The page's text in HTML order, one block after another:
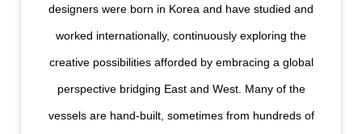
designers were born in Korea and have studied and
worked internationally, continuously exploring the
creative possibilities afforded by embracing a global
perspective bridging East and West. Many of the
vessels are hand-built, sometimes from hundreds of